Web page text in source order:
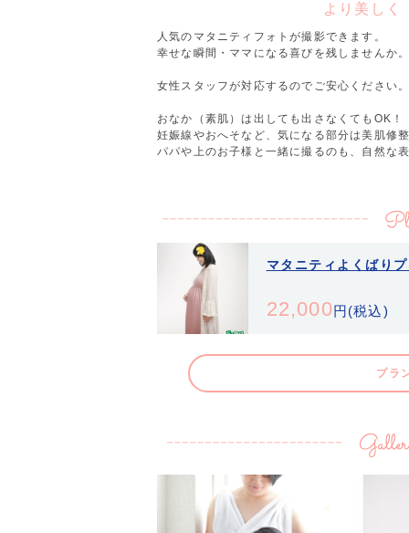
より美し
人気のマタニティフォトが撮影できます。
幸せな瞬間・ママになる喜びを残しませんか
女性スタッフが対応するのでご安心ください
おなか（素肌）は出しても出さなくてもOK！
妊娠線やおへそなど、気になる部分は美肌修
パパや上のお子様と一緒に撮るのも、自然な
マタニティよくばり
22,000円(税込)
プラ